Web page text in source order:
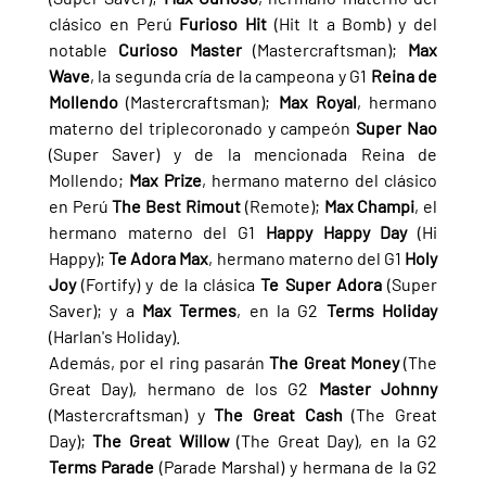
clásico en Perú Furioso Hit (Hit It a Bomb) y del
notable Curioso Master (Mastercraftsman); Max
Wave, la segunda cría de la campeona y G1 Reina de
Mollendo (Mastercraftsman); Max Royal, hermano
materno del triplecoronado y campeón
(Super Saver) y de la mencionada Reina de
Mollendo; Max Prize, hermano materno del clásico
en Perú The Best Rimout (Remote); Max Champi, el
hermano materno del G1 Happy Happy Day (Hi
Happy); Te Adora Max, hermano materno del G1 Holy
Joy (Fortify) y de la clásica Te Super Adora (Super
Saver); y a Max Termes, en la G2
Terms Holiday
(Harlan's Holiday).
Además, por el ring pasarán The Great Money (The
Great Day), hermano de los G2
Master Johnny
(Mastercraftsman) y The Great Cash (The Great
Day); The Great Willow
Terms Parade (Parade Marshal) y hermana de la G2